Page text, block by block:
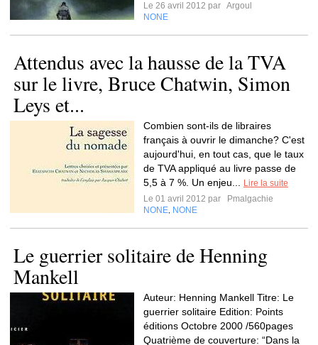
Le 26 avril 2012 par Argoul
NONE
Attendus avec la hausse de la TVA
sur le livre, Bruce Chatwin, Simon
Leys et...
Combien sont-ils de libraires
français à ouvrir le dimanche? C'est
aujourd'hui, en tout cas, que le taux
de TVA appliqué au livre passe de
5,5 à 7 %. Un enjeu...
Lire la suite
Le 01 avril 2012 par
Pmalgachie
NONE NONE
Le guerrier solitaire de Henning
Mankell
Auteur: Henning Mankell Titre: Le
guerrier solitaire Edition: Points
éditions Octobre 2000 /560pages
Quatrième de couverture: “Dans la